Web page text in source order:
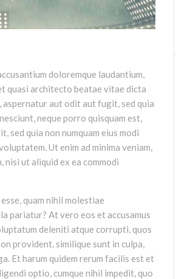
doloremque laudantium,
quasi architecto beatae vitae dicta
aspernatur aut odit aut fugit, sed quia
neque porro quisquam est,
sed quia non numquam eius modi
Ut enim ad minima veniam,
ut aliquid ex ea commodi
quam nihil molestiae
pariatur? At vero eos et accusamus
deleniti atque corrupti, quos
provident, similique sunt in culpa,
Et harum quidem rerum facilis est et
optio, cumque nihil impedit, quo